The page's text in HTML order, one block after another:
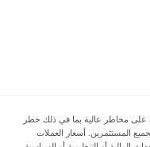
على مخاطر عالية بما في ذلك خطر
المستثمرين. أسعار العملات